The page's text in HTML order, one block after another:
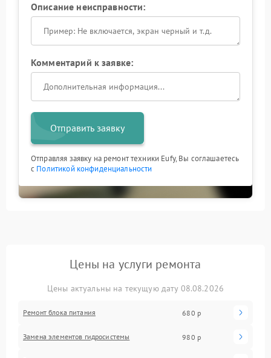
Описание неисправности:
Комментарий к заявке:
Отправить заявку
Отправляя заявку на ремонт техники Eufy, Вы соглашаетесь
с Политикой конфиденциальности
Цены на услуги ремонта
Цены актуальны на текущую дату 08.08.2026
Ремонт блока питания 680 р
Замена элементов гидросистемы 980 р